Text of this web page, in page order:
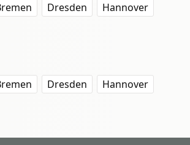
Dresden
Hannover
Dresden
Hannover